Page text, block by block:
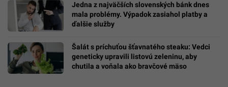
Jedna z najväčších slovenských bánk dnes
mala problémy. Výpadok zasiahol platby a
ďalšie služby
Šalát s príchuťou šťavnatého steaku: Vedci
geneticky upravili listovú zeleninu, aby
chutila a voňala ako bravčové mäso